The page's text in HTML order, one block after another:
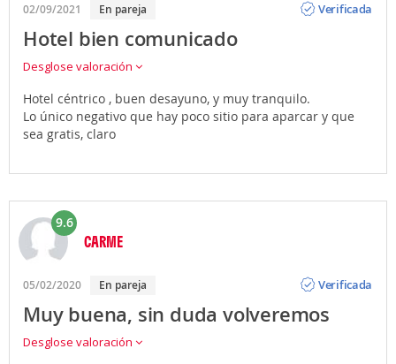
02/09/2021 En pareja
Verificada
Hotel bien comunicado
Desglose valoración
Hotel céntrico , buen desayuno, y muy tranquilo.
Lo único negativo que hay poco sitio para aparcar y que
sea gratis, claro
9.6
CARME
05/02/2020 En pareja
Verificada
Muy buena, sin duda volveremos
Desglose valoración